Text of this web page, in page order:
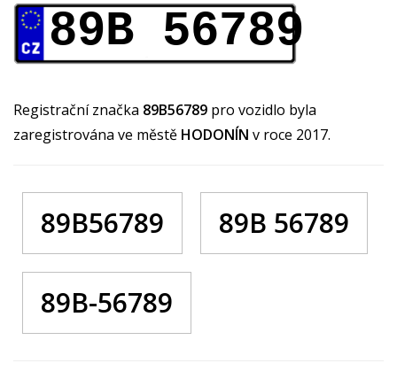
89B 56789
Registrační značka 89B56789 pro vozidlo byla
zaregistrována ve městě HODONÍN v roce 2017.
89B56789 89B 56789
89B-56789